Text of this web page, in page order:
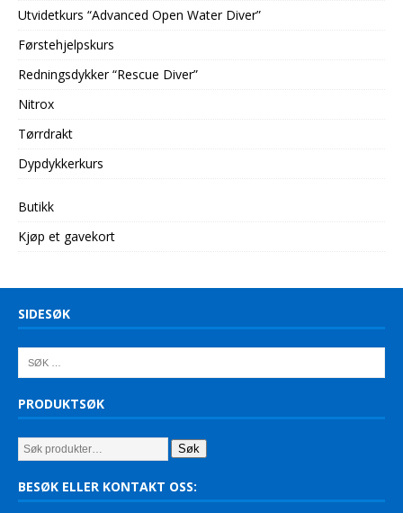
Utvidetkurs “Advanced Open Water Diver”
Førstehjelpskurs
Redningsdykker “Rescue Diver”
Nitrox
Tørrdrakt
Dypdykkerkurs
Butikk
Kjøp et gavekort
SIDESØK
PRODUKTSØK
Søk
BESØK ELLER KONTAKT OSS: